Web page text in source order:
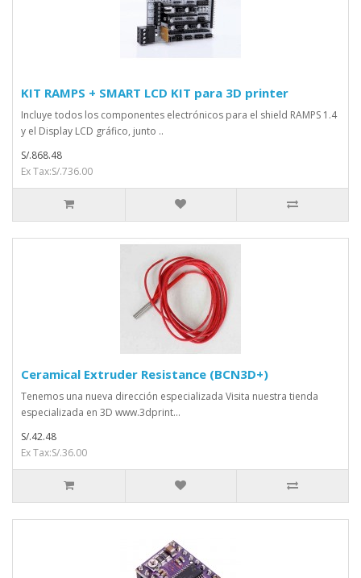
KIT RAMPS + SMART LCD KIT para 3D printer
Incluye todos los componentes electrónicos para el shield RAMPS 1.4
y el Display LCD gráfico, junto ..
S/.868.48
Ex Tax:S/.736.00
Ceramical Extruder Resistance (BCN3D+)
Tenemos una nueva dirección especializada Visita nuestra tienda
especializada en 3D www.3dprint...
S/.42.48
Ex Tax:S/.36.00